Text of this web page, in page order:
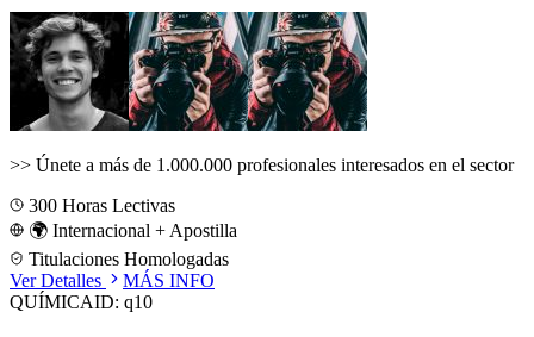
>> Únete a más de 1.000.000 profesionales interesados en el sector
300 Horas Lectivas
🌍 Internacional + Apostilla
Titulaciones Homologadas
Ver Detalles
MÁS INFO
QUÍMICAID: q10